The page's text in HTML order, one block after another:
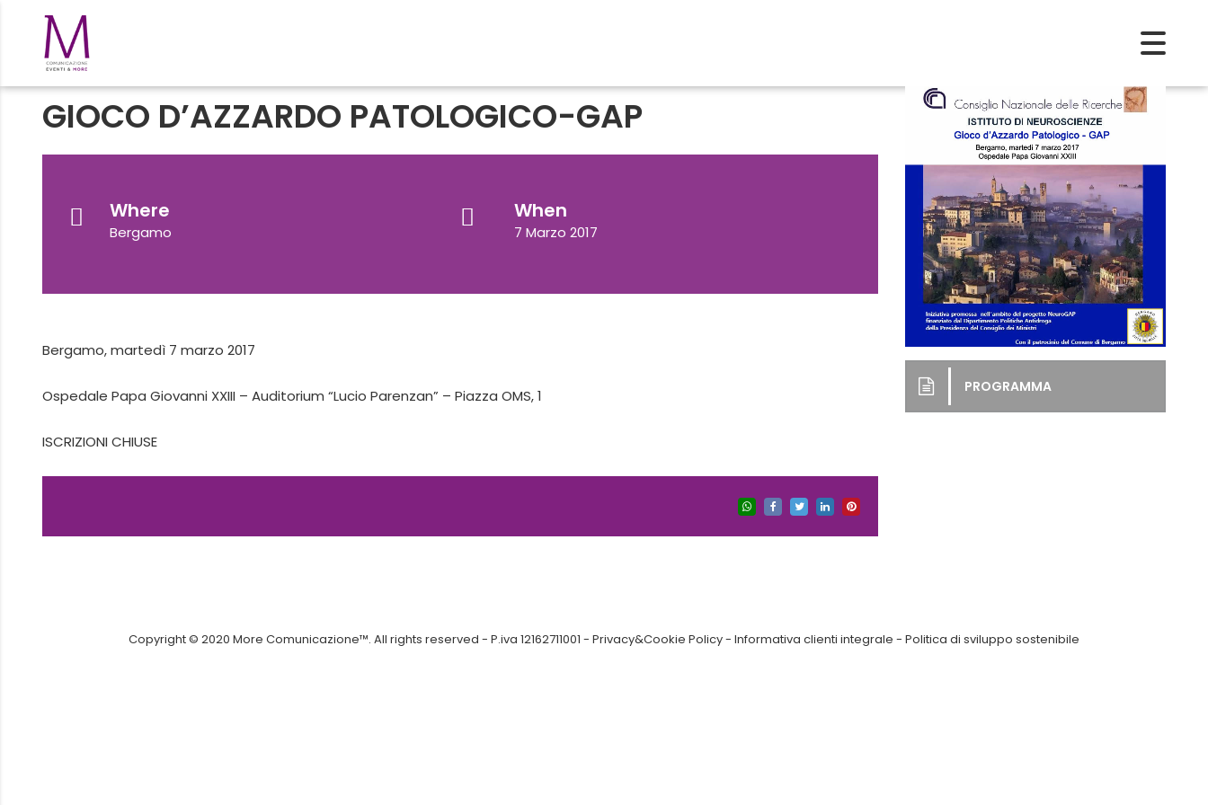
GIOCO D’AZZARDO PATOLOGICO-GAP
Where
Bergamo
When
7 Marzo 2017
Bergamo, martedì 7 marzo 2017
Ospedale Papa Giovanni XXIII – Auditorium “Lucio Parenzan” – Piazza OMS, 1
ISCRIZIONI CHIUSE
PROGRAMMA
Copyright © 2020 More Comunicazione™. All rights reserved - P.iva 12162711001 - Privacy&Cookie Policy- Informativa clienti integrale - Politica di sviluppo sostenibile